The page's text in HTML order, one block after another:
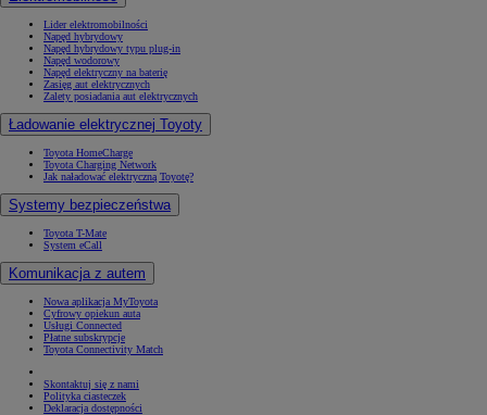
Lider elektromobilności
Napęd hybrydowy
Napęd hybrydowy typu plug-in
Napęd wodorowy
Napęd elektryczny na baterię
Zasięg aut elektrycznych
Zalety posiadania aut elektrycznych
Ładowanie elektrycznej Toyoty
Toyota HomeCharge
Toyota Charging Network
Jak naładować elektryczną Toyotę?
Systemy bezpieczeństwa
Toyota T-Mate
System eCall
Komunikacja z autem
Nowa aplikacja MyToyota
Cyfrowy opiekun auta
Usługi Connected
Płatne subskrypcje
Toyota Connectivity Match
Skontaktuj się z nami
Polityka ciasteczek
Deklaracja dostępności